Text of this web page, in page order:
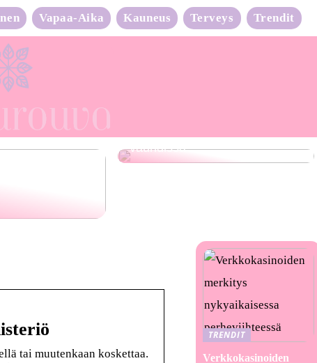
Vapaa-Aika Kauneus Terveys Trendit
Neulonta-aalto on täydessä
vauhdissa
tai muutenkaan koskettaa.
TRENDIT
Verkkokasinoiden